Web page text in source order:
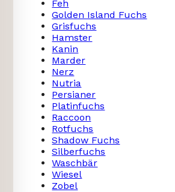
Feh
Golden Island Fuchs
Grisfuchs
Hamster
Kanin
Marder
Nerz
Nutria
Persianer
Platinfuchs
Raccoon
Rotfuchs
Shadow Fuchs
Silberfuchs
Waschbär
Wiesel
Zobel